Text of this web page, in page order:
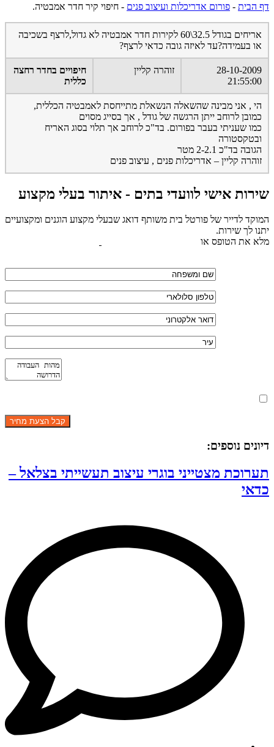
דף הבית - פורום אדריכלות ועיצוב פנים - חיפוי קיר חדר אמבטיה.
אריחים בגודל 32.5\60 לקירות חדר אמבטיה לא גדול,לרצף בשכיבה
או בעמידה?עד לאיזה גובה כדאי לרצף?
28-10-2009
21:55:00
זוהרה קליין
חיפויים בחדר רחצה
כללית
הי , אני מבינה שהשאלה הנשאלת מתייחסת לאמבטיה הכללית,
כמובן לרוחב ייתן הרגשה של גודל , אך בסייג מסוים
כמו שעניתי בעבר בפורום. בד"כ לרוחב אך תלוי בסוג האריח
ובטקסטורה
הגובה בד"כ 2-2.1 מטר
זוהרה קליין – אדריכלות פנים , עיצוב פנים
שירות אישי לוועדי בתים - איתור בעלי מקצוע
המוקד לדייר של פורטל בית משותף דואג שבעלי מקצוע הוגנים ומקצועיים
יתנו לך שירות.
מלא את הטופס או
דיונים נוספים:
תערוכת מצטייני בוגרי עיצוב תעשייתי בצלאל –
כדאי